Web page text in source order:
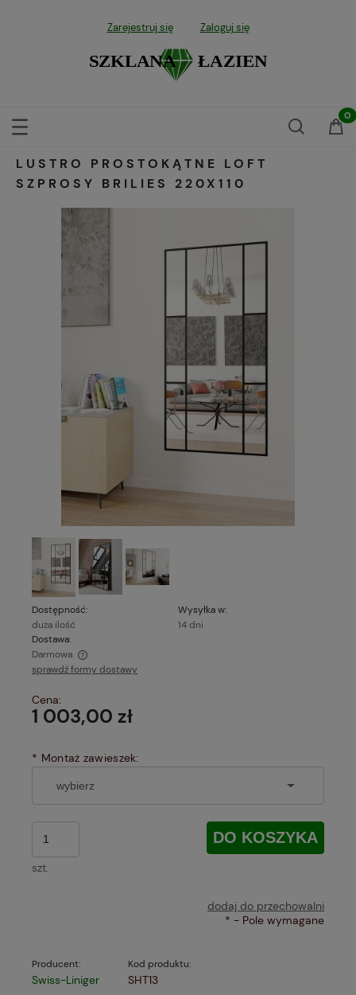
Zarejestruj się Zaloguj się
LUSTRO PROSTOKĄTNE LOFT
SZPROSY BRILIES 220X110
Dostępność:
duża ilość
Wysyłka w:
14 dni
Dostawa:
Darmowa
Cena nie zawiera ewentualnych kosztów płatności
sprawdź formy dostawy
Cena:
1 003,00 zł
* Montaż zawieszek:
szt.
DO KOSZYKA
dodaj do przechowalni
* - Pole wymagane
Producent:
Swiss-Liniger
Kod produktu:
SHT13